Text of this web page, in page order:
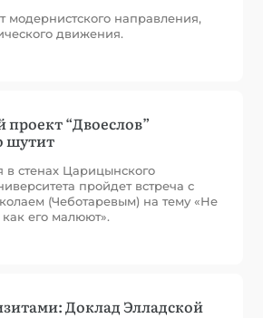
модернистского направления,
движения.
проект “Двоеслов”
шутит
в стенах Царицынского
пройдет встреча с
(Чеботаревым) на тему «Не
его малюют».
Доклад Элладской